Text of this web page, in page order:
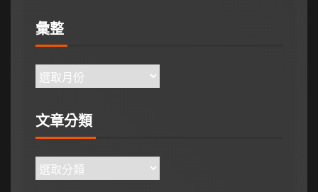
彙整
文章分類